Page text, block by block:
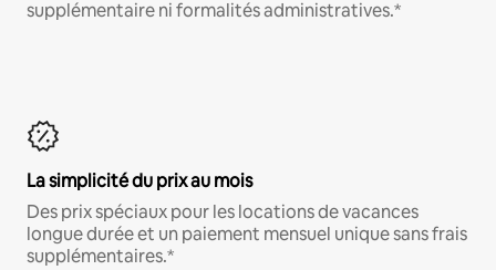
supplémentaire ni formalités administratives.*
La simplicité du prix au mois
Des prix spéciaux pour les locations de vacances
longue durée et un paiement mensuel unique sans frais
supplémentaires.*